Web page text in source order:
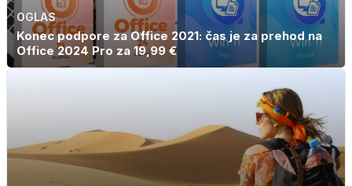
OGLAS
Konec podpore za Office 2021: čas je za prehod na
Office 2024 Pro za 19,99 €